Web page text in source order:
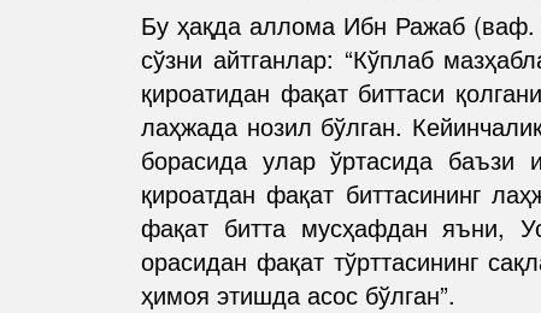
Бу ҳақда аллома Ибн Ражаб (ваф.
сўзни айтганлар: “Кўплаб
қироатидан фақат биттаси
лаҳжада нозил бўлган.
борасида улар ўртасида
қироатдан фақат биттасининг
фақат битта мусҳафдан яъни,
орасидан фақат тўрттасининг
ҳимоя этишда асос бўлган”.